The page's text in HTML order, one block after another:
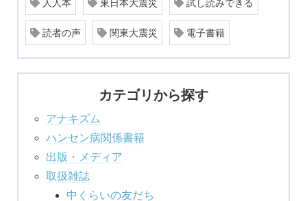
人人本 東日本大震災 試し読みできる
読者の声 関東大震災 電子書籍
カテゴリから探す
アナキズム
ハンセン病関係書籍
出版・メディア
取扱雑誌
中くらいの友だち